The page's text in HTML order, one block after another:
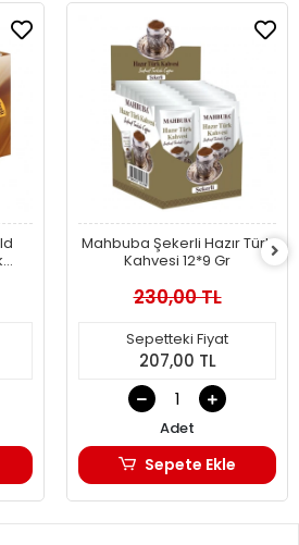
Mahbuba Şekerli Hazır Türk
Kahvesi 12*9 Gr
230,00 TL
Sepetteki Fiyat
207,00 TL
Adet
Sepete Ekle